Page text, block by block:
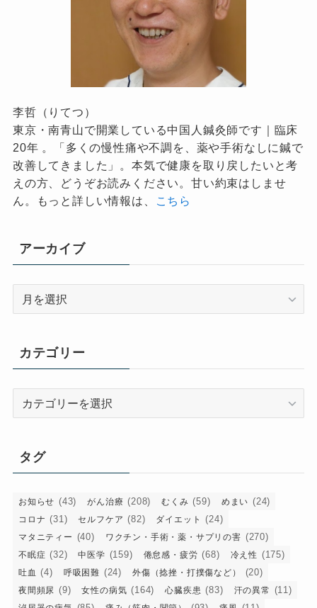
李哲（りてつ）
東京・南青山で開業している中国人鍼灸師です｜臨床
20年 。「多くの慢性痛や不調を、薬や手術なしに鍼で
改善してきました」。本気で健康を取り戻したいと考
えの方、どうぞお読みください。甘い約束はしませ
ん。もっと詳しい情報は、
こちら
アーカイブ
ブ
カテゴリー
ー
タグ
お知らせ (43) がん治療 (208) むくみ (59) めまい (24)
コロナ (31) セルフケア (82) ダイエット (24)
マタニティー (40) ワクチン・手術・薬・サプリの害 (270)
不眠症 (32) 中医学 (159) 倦怠感・疲労 (68) 冷え性 (175)
吐血 (4) 呼吸困難 (24) 外傷（捻挫・打撲傷など） (20)
夜間頻尿 (9) 女性の病気 (164) 心臓疾患 (83) 汗の異常 (11)